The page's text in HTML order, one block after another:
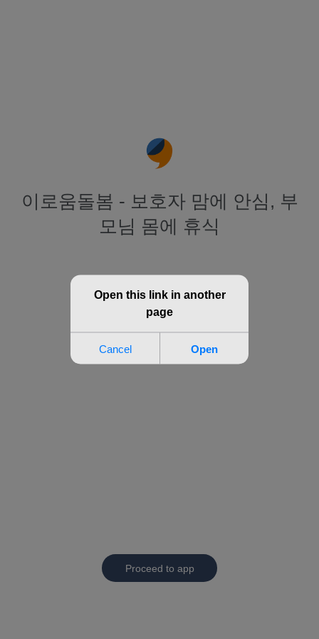
이로움돌봄 - 보호자 맘에 안심, 부
모님 몸에 휴식
Proceed to app